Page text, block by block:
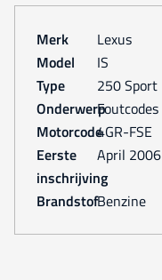
Merk
Lexus
Model
IS
Type
250 Sport
OnderwerpFoutcodes
Motorcode4GR-FSE
Eerste
inschrijving
april 2006
Brandstof Benzine